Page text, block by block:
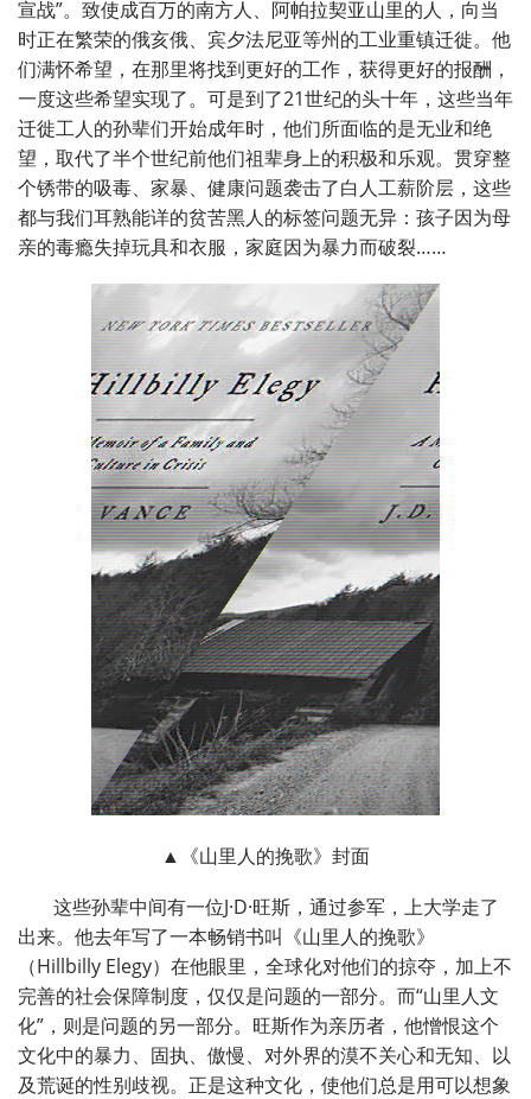
宣战”。致使成百万的南方人、阿帕拉契亚山里的人，向当
时正在繁荣的俄亥俄、宾夕法尼亚等州的工业重镇迁徙。他
们满怀希望，在那里将找到更好的工作，获得更好的报酬，
一度这些希望实现了。可是到了21世纪的头十年，这些当年
迁徙工人的孙辈们开始成年时，他们所面临的是无业和绝
望，取代了半个世纪前他们祖辈身上的积极和乐观。贯穿整
个锈带的吸毒、家暴、健康问题袭击了白人工薪阶层，这些
都与我们耳熟能详的贫苦黑人的标签问题无异：孩子因为母
亲的毒瘾失掉玩具和衣服，家庭因为暴力而破裂……
▲《山里人的挽歌》封面
这些孙辈中间有一位J·D·旺斯，通过参军，上大学走了
出来。他去年写了一本畅销书叫《山里人的挽歌》
（Hillbilly Elegy）在他眼里，全球化对他们的掠夺，加上不
完善的社会保障制度，仅仅是问题的一部分。而“山里人文
化”，则是问题的另一部分。旺斯作为亲历者，他憎恨这个
文化中的暴力、固执、傲慢、对外界的漠不关心和无知、以
及荒诞的性别歧视。正是这种文化，使他们总是用可以想象